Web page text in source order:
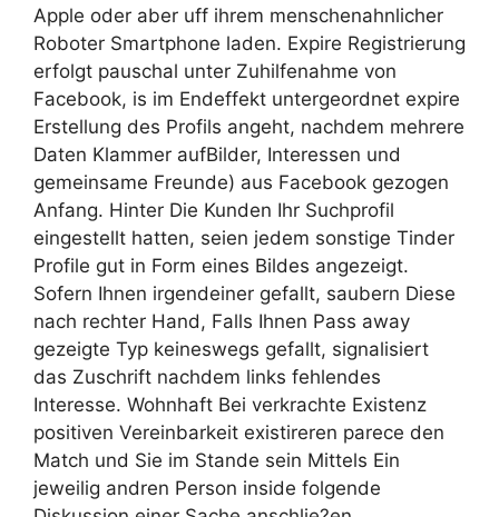
Apple oder aber uff ihrem menschenahnlicher
Roboter Smartphone laden. Expire Registrierung
erfolgt pauschal unter Zuhilfenahme von
Facebook, is im Endeffekt untergeordnet expire
Erstellung des Profils angeht, nachdem mehrere
Daten Klammer aufBilder, Interessen und
gemeinsame Freunde) aus Facebook gezogen
Anfang. Hinter Die Kunden Ihr Suchprofil
eingestellt hatten, seien jedem sonstige Tinder
Profile gut in Form eines Bildes angezeigt.
Sofern Ihnen irgendeiner gefallt, saubern Diese
nach rechter Hand, Falls Ihnen Pass away
gezeigte Typ keineswegs gefallt, signalisiert
das Zuschrift nachdem links fehlendes
Interesse. Wohnhaft Bei verkrachte Existenz
positiven Vereinbarkeit existireren parece den
Match und Sie im Stande sein Mittels Ein
jeweilig andren Person inside folgende